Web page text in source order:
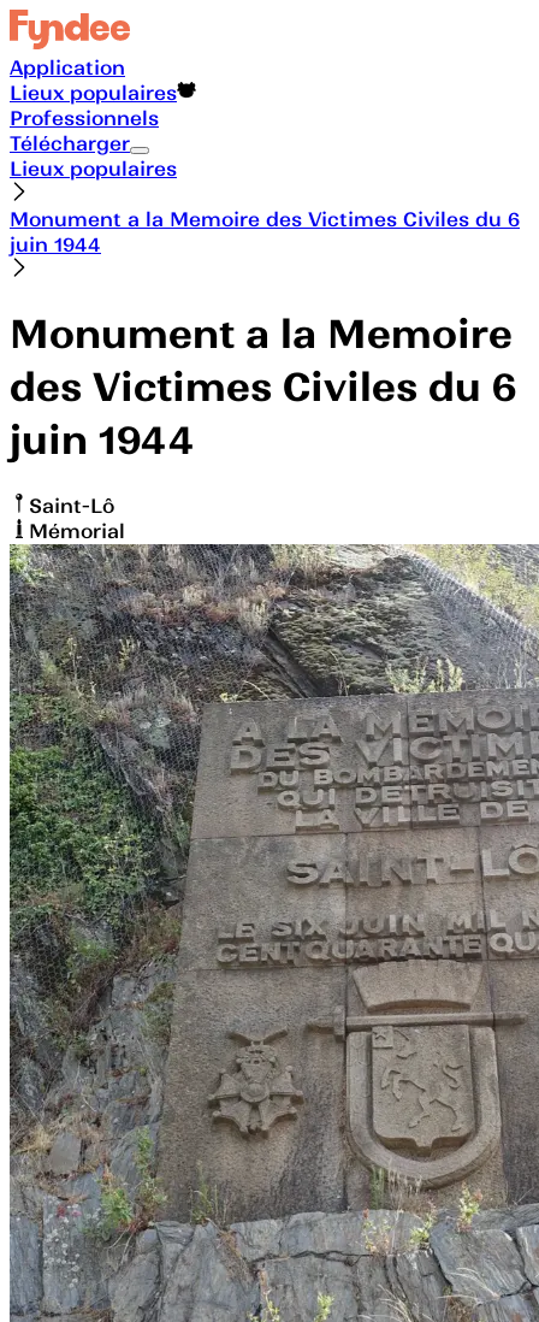
Application
Lieux populaires
Professionnels
Télécharger
Lieux populaires
Monument a la Memoire des Victimes Civiles du 6
juin 1944
Monument a la Memoire
des Victimes Civiles du 6
juin 1944
Saint-Lô
Mémorial